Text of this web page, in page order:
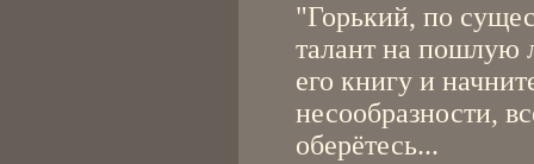
"Горький, по
талант на пошлую
его книгу и
несообразности,
оберётесь...